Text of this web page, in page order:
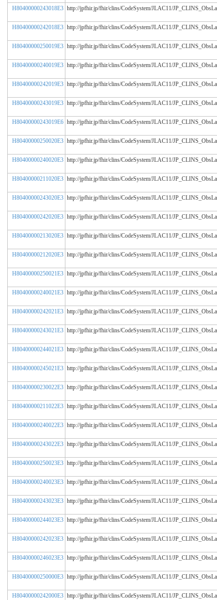
H80400000243018E3 http://jpfhir.jp/fhir/clins/CodeSystem/JLAC11/
H80400000242018E3 http://jpfhir.jp/fhir/clins/CodeSystem/JLAC11/
H80400000250019E3 http://jpfhir.jp/fhir/clins/CodeSystem/JLAC11/
H80400000240019E3 http://jpfhir.jp/fhir/clins/CodeSystem/JLAC11/
H80400000242019E3 http://jpfhir.jp/fhir/clins/CodeSystem/JLAC11/
H80400000243019E3 http://jpfhir.jp/fhir/clins/CodeSystem/JLAC11/
H80400000243019E6 http://jpfhir.jp/fhir/clins/CodeSystem/JLAC11/
H80400000250020E3 http://jpfhir.jp/fhir/clins/CodeSystem/JLAC11/
H80400000240020E3 http://jpfhir.jp/fhir/clins/CodeSystem/JLAC11/
H80400000211020E3 http://jpfhir.jp/fhir/clins/CodeSystem/JLAC11/
H80400000243020E3 http://jpfhir.jp/fhir/clins/CodeSystem/JLAC11/
H80400000242020E3 http://jpfhir.jp/fhir/clins/CodeSystem/JLAC11/
H80400000213020E3 http://jpfhir.jp/fhir/clins/CodeSystem/JLAC11/
H80400000212020E3 http://jpfhir.jp/fhir/clins/CodeSystem/JLAC11/
H80400000250021E3 http://jpfhir.jp/fhir/clins/CodeSystem/JLAC11/
H80400000240021E3 http://jpfhir.jp/fhir/clins/CodeSystem/JLAC11/
H80400000242021E3 http://jpfhir.jp/fhir/clins/CodeSystem/JLAC11/
H80400000243021E3 http://jpfhir.jp/fhir/clins/CodeSystem/JLAC11/
H80400000244021E3 http://jpfhir.jp/fhir/clins/CodeSystem/JLAC11/
H80400000245021E3 http://jpfhir.jp/fhir/clins/CodeSystem/JLAC11/
H80400000230022E3 http://jpfhir.jp/fhir/clins/CodeSystem/JLAC11/
H80400000211022E3 http://jpfhir.jp/fhir/clins/CodeSystem/JLAC11/
H80400000240022E3 http://jpfhir.jp/fhir/clins/CodeSystem/JLAC11/
H80400000243022E3 http://jpfhir.jp/fhir/clins/CodeSystem/JLAC11/
H80400000250023E3 http://jpfhir.jp/fhir/clins/CodeSystem/JLAC11/
H80400000240023E3 http://jpfhir.jp/fhir/clins/CodeSystem/JLAC11/
H80400000243023E3 http://jpfhir.jp/fhir/clins/CodeSystem/JLAC11/
H80400000244023E3 http://jpfhir.jp/fhir/clins/CodeSystem/JLAC11/
H80400000242023E3 http://jpfhir.jp/fhir/clins/CodeSystem/JLAC11/
H80400000246023E3 http://jpfhir.jp/fhir/clins/CodeSystem/JLAC11/
H80400000250000E3 http://jpfhir.jp/fhir/clins/CodeSystem/JLAC11/
H80400000242000E3 http://jpfhir.jp/fhir/clins/CodeSystem/JLAC11/